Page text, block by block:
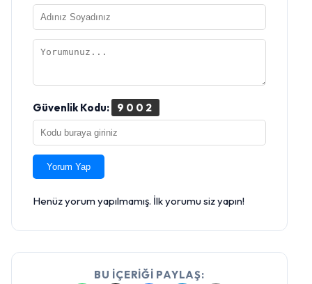
Güvenlik Kodu: 9002
Yorum Yap
Henüz yorum yapılmamış. İlk yorumu siz yapın!
BU İÇERİĞİ PAYLAŞ: